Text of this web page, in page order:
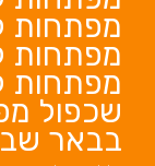
מפתחות
מפתחות
מפתחות
שכפול
בבאר